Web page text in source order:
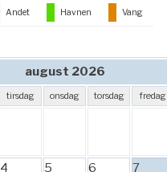
Andet Havnen Vang
august 2026
tirsdag onsdag torsdag fredag
4 5 6 7